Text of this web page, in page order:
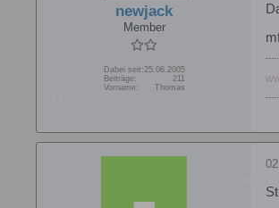
newjack
Member
Dabei seit:25.06.2005
Beiträge:
211
Vorname:
Thomas